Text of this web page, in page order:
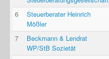
6
Steuerberater Heinrich
Mößler
7
Beckmann & Lendrat
WP/StB Sozietät